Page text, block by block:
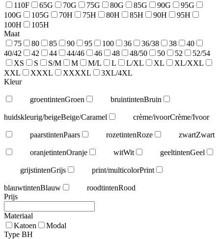
110F
65G 70G 75G 80G 85G 90G
95G
100G
105G 70H 75H 80H 85H 90H
95H
100H
105H
Maat
75
80 85 90 95 100 36 36/38 38
40
40/42
42 44 44/46 46 48 48/50 50 52
52/54
XS
S S/M M M/L L L/XL XL
XL/XXL
XXL
XXXL XXXXL
3XL/4XL
Kleur
groentintenGroen bruintintenBruin
huidskleurig/beigeBeige/Caramel crème/ivoorCrème/Ivoor
paarstintenPaars rozetintenRoze zwartZwart
oranjetintenOranje witWit geeltintenGeel
grijstintenGrijs print/multicolorPrint
blauwtintenBlauw roodtintenRood
Prijs
Materiaal
Katoen
Modal
Type BH